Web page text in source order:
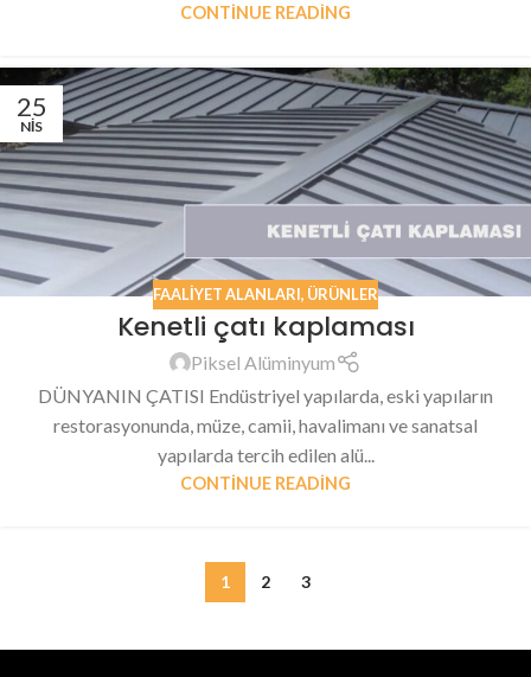
CONTINUE READING
25
NIS
FAALIYET ALANLARI, ÜRÜNLER
Kenetli çatı kaplaması
Piksel Alüminyum
DÜNYANIN ÇATISI Endüstriyel yapılarda, eski yapıların
restorasyonunda, müze, camii, havalimanı ve sanatsal
yapılarda tercih edilen alü...
CONTINUE READING
1 2 3